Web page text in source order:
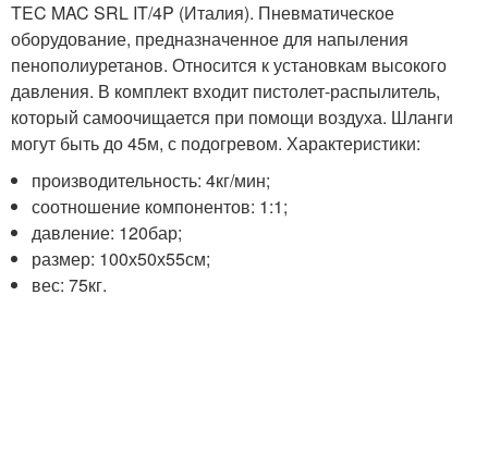
TEC MAC SRL IT/4P (Италия). Пневматическое
оборудование, предназначенное для напыления
пенополиуретанов. Относится к установкам высокого
давления. В комплект входит пистолет-распылитель,
который самоочищается при помощи воздуха. Шланги
могут быть до 45м, с подогревом. Характеристики:
производительность: 4кг/мин;
соотношение компонентов: 1:1;
давление: 120бар;
размер: 100х50х55см;
вес: 75кг.